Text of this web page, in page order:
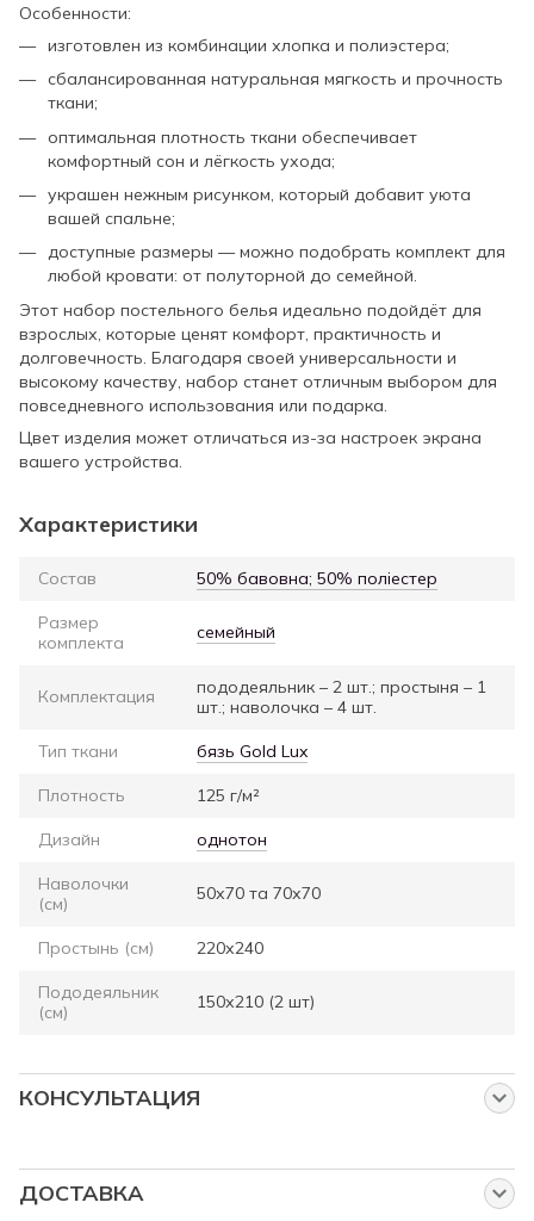
Особенности:
изготовлен из комбинации хлопка и полиэстера;
сбалансированная натуральная мягкость и прочность
ткани;
оптимальная плотность ткани обеспечивает
комфортный сон и лёгкость ухода;
украшен нежным рисунком, который добавит уюта
вашей спальне;
доступные размеры — можно подобрать комплект для
любой кровати: от полуторной до семейной.
Этот набор постельного белья идеально подойдёт для
взрослых, которые ценят комфорт, практичность и
долговечность. Благодаря своей универсальности и
высокому качеству, набор станет отличным выбором для
повседневного использования или подарка.
Цвет изделия может отличаться из-за настроек экрана
вашего устройства.
Характеристики
Состав 50% бавовна; 50% поліестер
Размер
комплекта
семейный
Комплектация
пододеяльник – 2 шт.; простыня – 1
шт.; наволочка – 4 шт.
Тип ткани бязь Gold Lux
Плотность 125 г/м²
Дизайн однотон
Наволочки
(см)
50х70 та 70х70
Простынь (см) 220х240
Пододеяльник
(см)
150х210 (2 шт)
КОНСУЛЬТАЦИЯ
Наши менеджеры работают для Вас:
с понедельника по пятницу с 8:00 до 23:00
ДОСТАВКА